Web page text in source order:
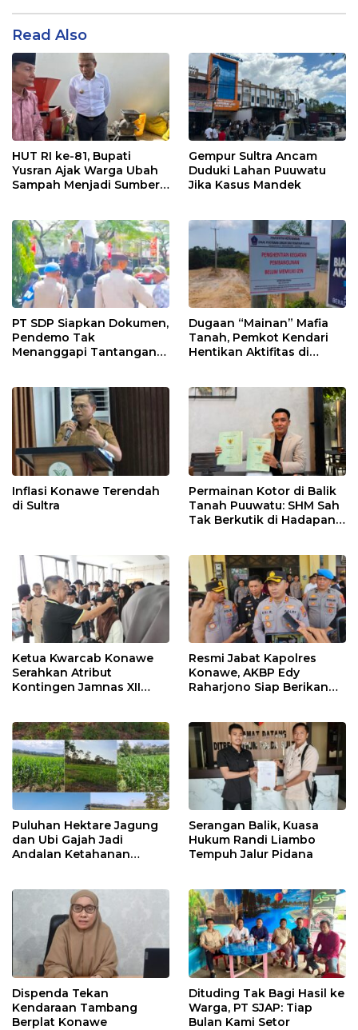
Read Also
HUT RI ke-81, Bupati
Yusran Ajak Warga Ubah
Sampah Menjadi Sumber
Gempur Sultra Ancam
Duduki Lahan Puuwatu
Jika Kasus Mandek
PT SDP Siapkan Dokumen,
Pendemo Tak
Menanggapi Tantangan
Dugaan “Mainan” Mafia
Tanah, Pemkot Kendari
Hentikan Aktifitas di
Inflasi Konawe Terendah
di Sultra
Permainan Kotor di Balik
Tanah Puuwatu: SHM Sah
Tak Berkutik di Hadapan
Ketua Kwarcab Konawe
Serahkan Atribut
Kontingen Jamnas XII
Resmi Jabat Kapolres
Konawe, AKBP Edy
Raharjono Siap Berikan
Puluhan Hektare Jagung
dan Ubi Gajah Jadi
Andalan Ketahanan
Serangan Balik, Kuasa
Hukum Randi Liambo
Tempuh Jalur Pidana
Dispenda Tekan
Kendaraan Tambang
Berplat Konawe
Dituding Tak Bagi Hasil ke
Warga, PT SJAP: Tiap
Bulan Kami Setor